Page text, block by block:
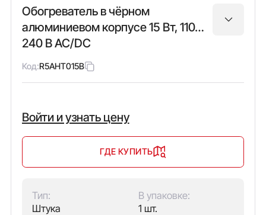
Обогреватель в чёрном
алюминиевом корпусе 15 Вт, 110…
240 В AC/DC
Код:R5AHT015B
Войти и узнать цену
ГДЕ КУПИТЬ
Тип:
Штука
В упаковке:
1 шт.